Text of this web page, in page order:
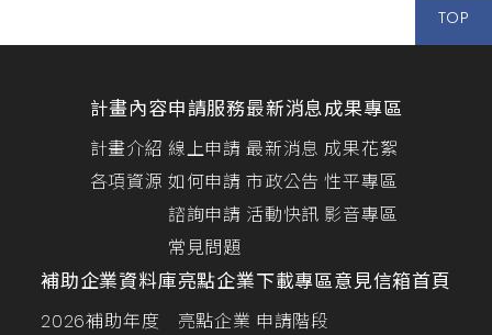
TOP
計畫內容
計畫介紹
各項資源
申請服務
線上申請
如何申請
諮詢申請
常見問題
最新消息
最新消息
市政公告
活動快訊
成果專區
成果花絮
性平專區
影音專區
補助企業資料庫
2026補助年度
亮點企業
亮點企業
下載專區
申請階段
意見信箱首頁